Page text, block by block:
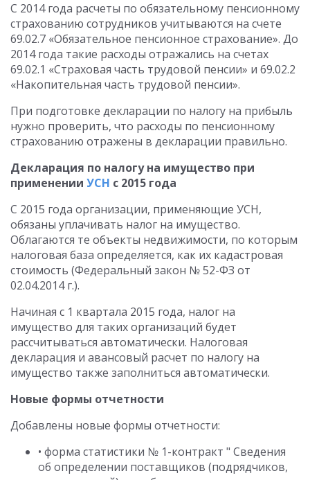
С 2014 года расчеты по обязательному пенсионному
страхованию сотрудников учитываются на счете
69.02.7 «Обязательное пенсионное страхование». До
2014 года такие расходы отражались на счетах
69.02.1 «Страховая часть трудовой пенсии» и 69.02.2
«Накопительная часть трудовой пенсии».
При подготовке декларации по налогу на прибыль
нужно проверить, что расходы по пенсионному
страхованию отражены в декларации правильно.
Декларация по налогу на имущество при
применении УСН с 2015 года
С 2015 года организации, применяющие УСН,
обязаны уплачивать налог на имущество.
Облагаются те объекты недвижимости, по которым
налоговая база определяется, как их кадастровая
стоимость (Федеральный закон № 52-ФЗ от
02.04.2014 г.).
Начиная с 1 квартала 2015 года, налог на
имущество для таких организаций будет
рассчитываться автоматически. Налоговая
декларация и авансовый расчет по налогу на
имущество также заполниться автоматически.
Новые формы отчетности
Добавлены новые формы отчетности:
• форма статистики № 1-контракт " Сведения
об определении поставщиков (подрядчиков,